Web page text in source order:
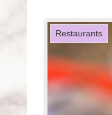
Restaurants